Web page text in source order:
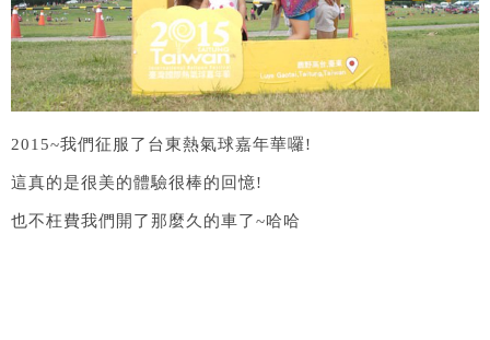
2015~我們征服了台東熱氣球嘉年華囉!
這真的是很美的體驗很棒的回憶!
也不枉費我們開了那麼久的車了~哈哈